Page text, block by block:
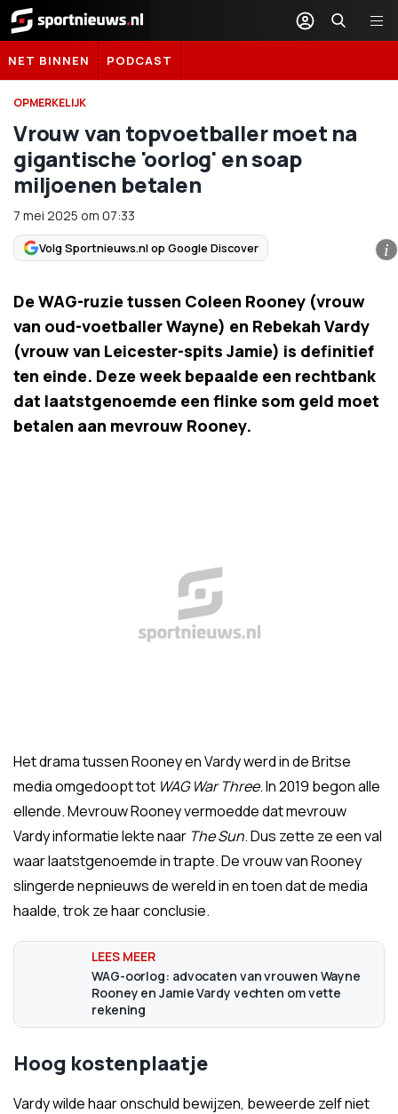
Sportnieuws.nl
NET BINNEN PODCAST
OPMERKELIJK
Vrouw van topvoetballer moet na
gigantische 'oorlog' en soap
miljoenen betalen
7 mei 2025 om 07:33
Volg Sportnieuws.nl op Google Discover i
De WAG-ruzie tussen Coleen Rooney (vrouw
van oud-voetballer Wayne) en Rebekah Vardy
(vrouw van Leicester-spits Jamie) is definitief
ten einde. Deze week bepaalde een rechtbank
dat laatstgenoemde een flinke som geld moet
betalen aan mevrouw Rooney.
Het drama tussen Rooney en Vardy werd in de Britse
media omgedoopt tot WAG War Three. In 2019 begon alle
ellende. Mevrouw Rooney vermoedde dat mevrouw
Vardy informatie lekte naar The Sun. Dus zette ze een val
waar laatstgenoemde in trapte. De vrouw van Rooney
slingerde nepnieuws de wereld in en toen dat de media
haalde, trok ze haar conclusie.
WAG-oorlog: advocaten van vrouwen Wayne
Rooney en Jamie Vardy vechten om vette
rekening
Hoog kostenplaatje
Vardy wilde haar onschuld bewijzen, beweerde zelf niet